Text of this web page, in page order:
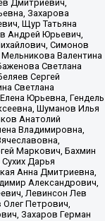
Дмитриевич,
Захарова
Щур Татьяна
Андрей Юрьевич,
Симонов
Валентина
Светлана
Сергей
Светлана
Юрьевна, Гендель
Шуманов Илья
Анатолий
Владимировна,
Маркович, Бахмин
Дарья
Анна Дмитриевна,
Александрович,
Левинсон Лев
Петрович,
Захаров Герман